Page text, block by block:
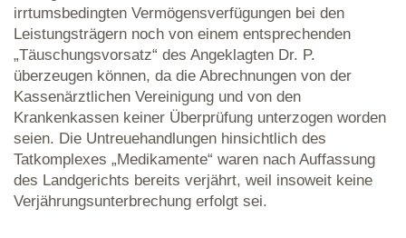
irrtumsbedingten Vermögensverfügungen bei den
Leistungsträgern noch von einem entsprechenden
„Täuschungsvorsatz“ des Angeklagten Dr. P.
überzeugen können, da die Abrechnungen von der
Kassenärztlichen Vereinigung und von den
Krankenkassen keiner Überprüfung unterzogen worden
seien. Die Untreuehandlungen hinsichtlich des
Tatkomplexes „Medikamente“ waren nach Auffassung
des Landgerichts bereits verjährt, weil insoweit keine
Verjährungsunterbrechung erfolgt sei.